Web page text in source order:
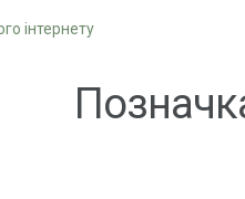
інтернету